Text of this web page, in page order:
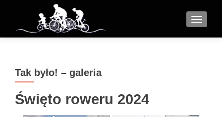
MENU
Tak było! – galeria
Święto roweru 2024